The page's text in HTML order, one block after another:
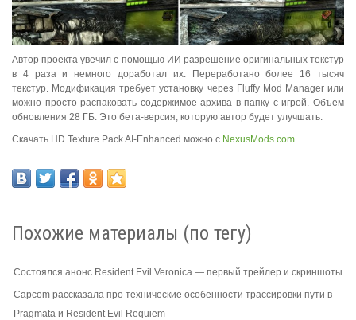
Автор проекта увечил с помощью ИИ разрешение оригинальных текстур
в 4 раза и немного доработал их. Переработано более 16 тысяч
текстур. Модификация требует установку через Fluffy Mod Manager или
можно просто распаковать содержимое архива в папку с игрой. Объем
обновления 28 ГБ. Это бета-версия, которую автор будет улучшать.
Скачать HD Texture Pack AI-Enhanced можно с NexusMods.com
Похожие материалы (по тегу)
Состоялся анонс Resident Evil Veronica — первый трейлер и скриншоты
Capcom рассказала про технические особенности трассировки пути в
Pragmata и Resident Evil Requiem